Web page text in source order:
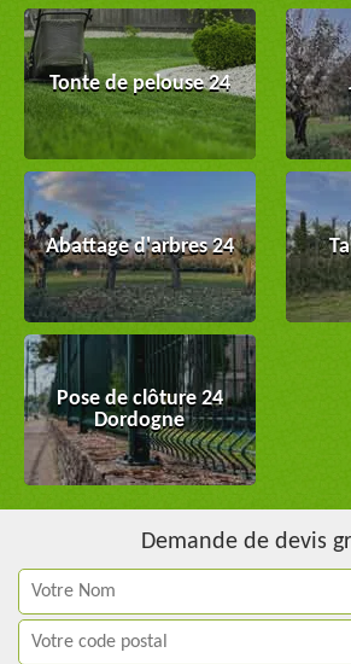
Tonte de pelouse 24
Abattage d'arbres 24
Pose de clôture 24
Dordogne
Demande de devis